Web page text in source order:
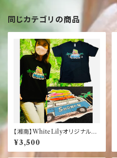
同じカテゴリの商品
【湘南】WhiteLilyオリジナル
おさかなサンダル×ワーゲンバス
黒Tシャツ 【限定】【お土産】
【黒】【ブラック】【半袖】
¥3,500